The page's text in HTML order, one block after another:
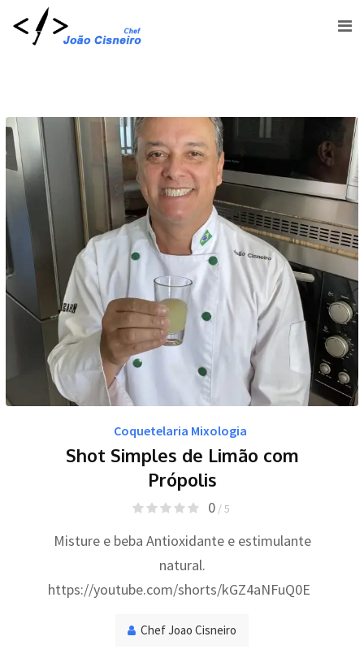
Coquetelaria Mixologia
Shot Simples de Limão com
Própolis
0/ 5
Misture e beba Antioxidante e estimulante
natural.
https://youtube.com/shorts/kGZ4aNFuQ0E
Chef Joao Cisneiro